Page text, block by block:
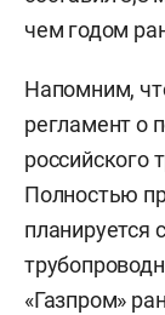
чем годом
Напомним,
регламент о
российского
Полностью
планируется
«Газпром»